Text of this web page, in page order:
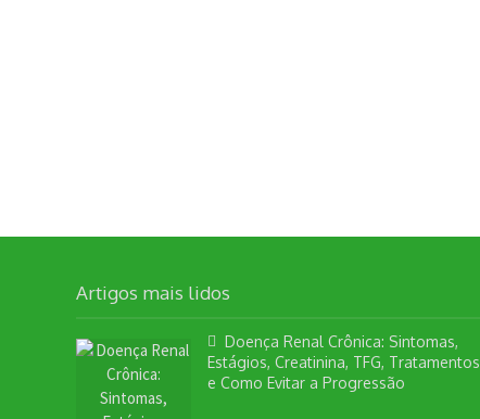
Artigos mais lidos
Doença Renal Crônica: Sintomas,
Estágios, Creatinina, TFG, Tratamentos
e Como Evitar a Progressão